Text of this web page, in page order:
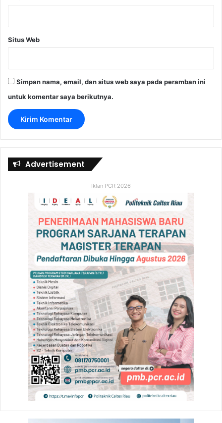
Situs Web
Simpan nama, email, dan situs web saya pada peramban ini
untuk komentar saya berikutnya.
Advertisement
Iklan PCR 2026